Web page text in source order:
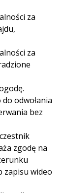
za
za
odwołania
bez
zgodę na
wideo